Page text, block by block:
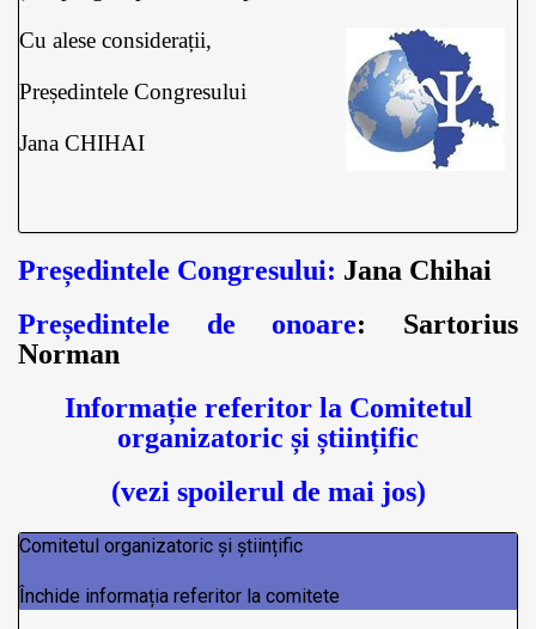
Cu alese considerații,
Președintele Congresului
Jana CHIHAI
Președintele Congresului: Jana Chihai
Președintele de onoare: Sartorius
Norman
Informație referitor la Comitetul
organizatoric și științific
(vezi spoilerul de mai jos)
Comitetul organizatoric și științific
Închide informația referitor la comitete